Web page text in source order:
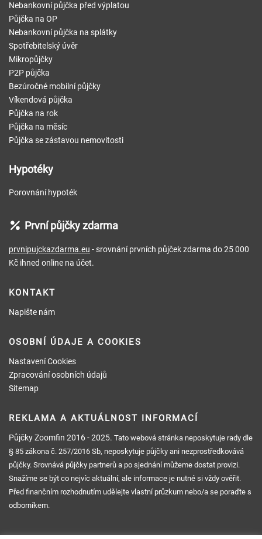
Nebankovní půjčka před výplatou
Půjčka na OP
Nebankovní půjčka na splátky
Spotřebitelský úvěr
Mikropůjčky
P2P půjčka
Bezúročné mobilní půjčky
Víkendová půjčka
Půjčka na rok
Půjčka na měsíc
Půjčka se zástavou nemovitosti
Hypotéky
Porovnání hypoték
První půjčky zdarma
prvnipujckazdarma.eu - srovnání prvních půjček zdarma do 25 000
Kč ihned online na účet.
KONTAKT
Napište nám
OSOBNÍ ÚDAJE A COOKIES
Nastavení Cookies
Zpracování osobních údajů
Sitemap
REKLAMA A AKTUÁLNOST INFORMACÍ
Půjčky Zoomfin 2016 - 2025. Tato webová stránka neposkytuje rady dle
§ 85 zákona č. 257/2016 Sb, neposkytuje půjčky ani nezprostředkovává
půjčky. Srovnává půjčky partnerů a po sjednání můžeme dostat provizi.
Snažíme se být co nejvíc aktuální, ale informace je nutné si vždy ověřit.
Před finančním rozhodnutím udělejte vlastní průzkum nebo/a se poraďte s
odborníkem.